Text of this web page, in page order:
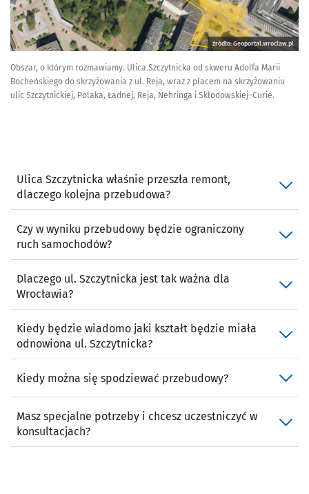
źródło: Geoportal.wroclaw.pl
Obszar, o którym rozmawiamy. Ulica Szczytnicka od skweru Adolfa Marii
Bocheńskiego do skrzyżowania z ul. Reja, wraz z placem na skrzyżowaniu
ulic Szczytnickiej, Polaka, Ładnej, Reja, Nehringa i Skłodowskiej–Curie.
Ulica Szczytnicka właśnie przeszła remont,
dlaczego kolejna przebudowa?
Czy w wyniku przebudowy będzie ograniczony
ruch samochodów?
Dlaczego ul. Szczytnicka jest tak ważna dla
Wrocławia?
Kiedy będzie wiadomo jaki kształt będzie miała
odnowiona ul. Szczytnicka?
Kiedy można się spodziewać przebudowy?
Masz specjalne potrzeby i chcesz uczestniczyć w
konsultacjach?